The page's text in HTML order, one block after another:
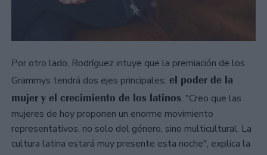
Por otro lado, Rodríguez intuye que la premiación de los
Grammys tendrá dos ejes principales: el poder de la
mujer y el crecimiento de los latinos. "Creo que las
mujeres de hoy proponen un enorme movimiento
representativos, no solo del género, sino multicultural. La
cultura latina estará muy presente esta noche", explica la